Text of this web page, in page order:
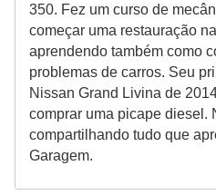
350. Fez um curso de
começar uma restauração
aprendendo também como
problemas de carros. Seu
Nissan Grand Livina de
comprar uma picape diesel.
compartilhando tudo que
Garagem.